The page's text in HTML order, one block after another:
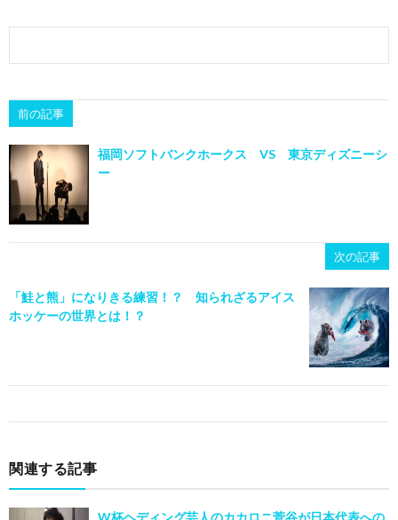
前の記事
福岡ソフトバンクホークス VS 東京ディズニーシ
ー
次の記事
「鮭と熊」になりきる練習！？ 知られざるアイス
ホッケーの世界とは！？
関連する記事
W杯ヘディング芸人のカカロニ菅谷が日本代表への